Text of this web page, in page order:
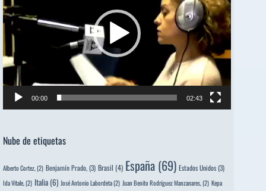
00:00 02:43
Nube de etiquetas
Alberto Cortez, (2) Benjamín Prado,(3) Brasil (4) España (69) Estados Unidos(3)
Ida Vitale, (2) Italia (6) José Antonio Labordeta(2) Juan Benito Rodríguez Manzanares, (2) Kepa